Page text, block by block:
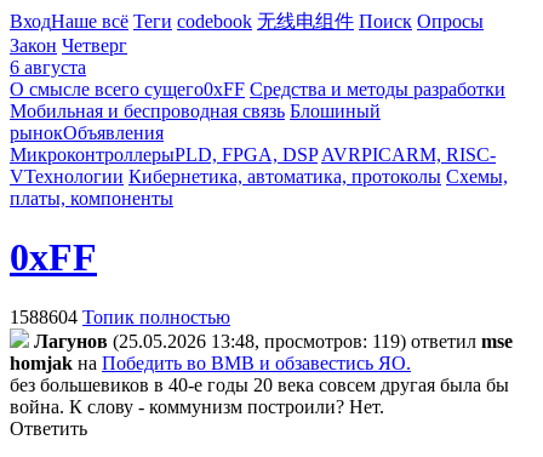
ВходНаше всё Теги codebook 无线电组件 Поиск Опросы
Закон Четверг
6 августа
О смысле всего сущего0xFF Средства и методы разработки
Мобильная и беспроводная связь Блошиный
рынокОбъявления
МикроконтроллерыPLD, FPGA, DSP AVRPICARM, RISC-
VТехнологии Кибернетика, автоматика, протоколы Схемы,
платы, компоненты
0xFF
1588604 Топик полностью
Лaгyнoв (25.05.2026 13:48, просмотров: 119) ответил mse
homjak на Победить во ВМВ и обзавестись ЯО.
без большевиков в 40-е годы 20 века совсем другая была бы
война. К слову - коммунизм построили? Нет.
Ответить